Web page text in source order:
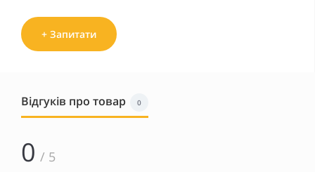
+ Запитати
Відгуків про товар 0
0 / 5